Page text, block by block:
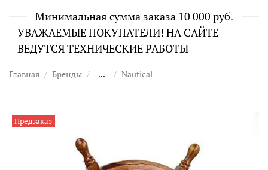
Минимальная сумма заказа 10 000 руб.
УВАЖАЕМЫЕ ПОКУПАТЕЛИ! НА САЙТЕ
ВЕДУТСЯ ТЕХНИЧЕСКИЕ РАБОТЫ
Главная Бренды ... Nautical
Предзаказ